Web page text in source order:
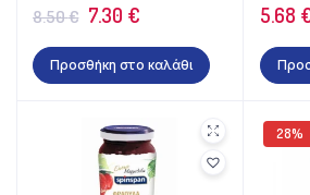
8.50€ Original
price
was:
7.30 €Η
τρέχουσα
τιμή
7.30 €.
Προσθήκη στο καλάθι
5.68
28%